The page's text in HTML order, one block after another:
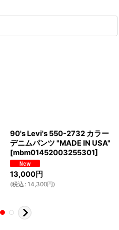
90's Levi's 550-2732 カラー
デニムパンツ "MADE IN USA"
[mbm01452003255301]
13,000円
(税込 : 14,300円)